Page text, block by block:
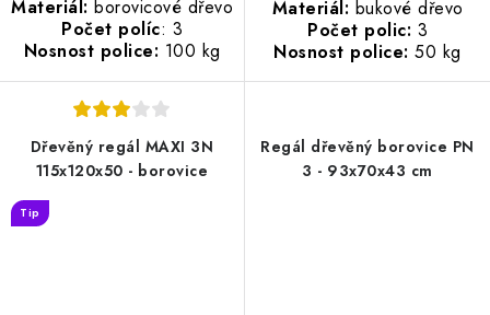
Materiál: borovicové dřevo
Počet políc: 3
Nosnost police: 100 kg
Materiál: bukové dřevo
Počet polic: 3
Nosnost police: 50 kg
Dřevěný regál MAXI 3N
115x120x50 - borovice
Tip
Regál dřevěný borovice PN
3 - 93x70x43 cm